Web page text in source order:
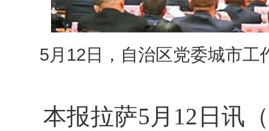
5月12日，自治区党委城市
本报拉萨5月12日讯